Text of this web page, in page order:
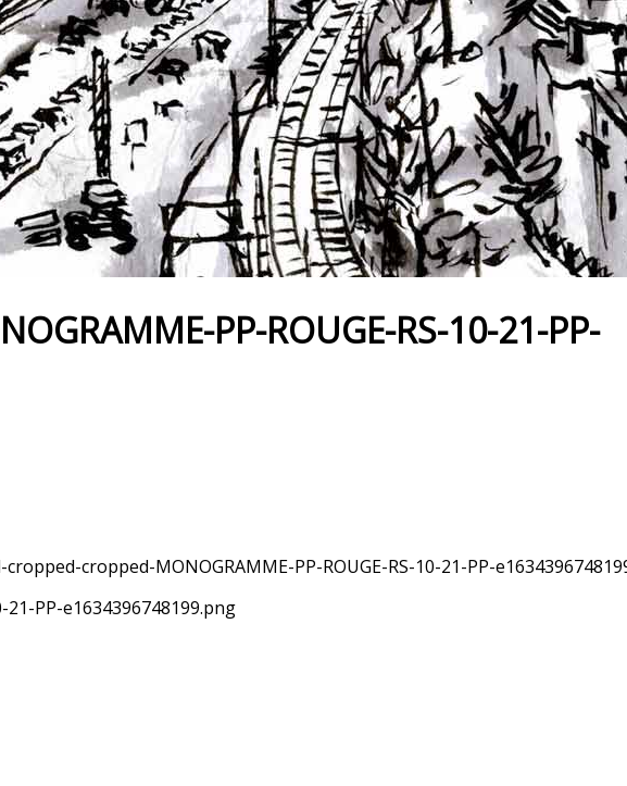
PP-ROUGE-RS-10-21-PP-
cropped-MONOGRAMME-PP-ROUGE-RS-10-21-PP-
PP-e1634396748199.png